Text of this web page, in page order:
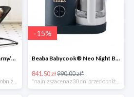
Leżaczek Balance Soft Czarny/Ciemnoszary + Zabawka BabyBjorn
*najniższa cena z 30 dni przed obniżką
-15%
Beaba Babycook® Neo Night Blue
841.50 zł990.00 zł*
*najniższa cena z 30 dni przed obniżką